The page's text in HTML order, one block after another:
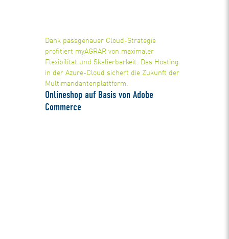
Dank passgenauer Cloud-Strategie
profitiert myAGRAR von maximaler
Flexibilität und Skalierbarkeit. Das Hosting
in der Azure-Cloud sichert die Zukunft der
Multimandantenplattform.
Onlineshop auf Basis von Adobe
Commerce